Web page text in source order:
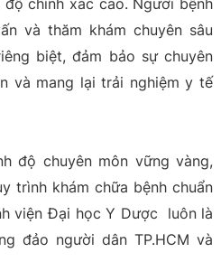
chính xác cao. Người bệnh
và thăm khám chuyên sâu
biệt, đảm bảo sự chuyên
và mang lại trải nghiệm y tế
độ chuyên môn vững vàng,
trình khám chữa bệnh chuẩn
viện Đại học Y Dược luôn là
đảo người dân TP.HCM và